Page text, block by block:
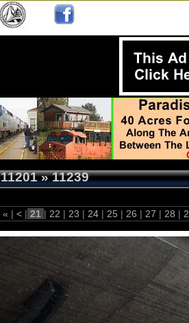
»11239
« | < | 21 | 22 | 23 | 24 | 25 | 26 | 27 | 28 |